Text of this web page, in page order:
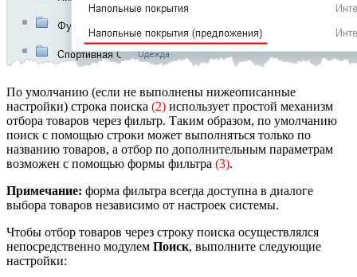
По умолчанию (если не выполнены нижеописанные
настройки) строка поиска (2) использует простой механизм
отбора товаров через фильтр. Таким образом, по умолчанию
поиск с помощью строки может выполняться только по
названию товаров, а отбор по дополнительным параметрам
возможен с помощью формы фильтра (3).
Примечание: форма фильтра всегда доступна в диалоге
выбора товаров независимо от настроек системы.
Чтобы отбор товаров через строку поиска осуществлялся
непосредственно модулем Поиск, выполните следующие
настройки: